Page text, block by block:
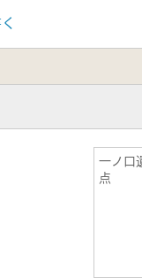
一ノ口
点